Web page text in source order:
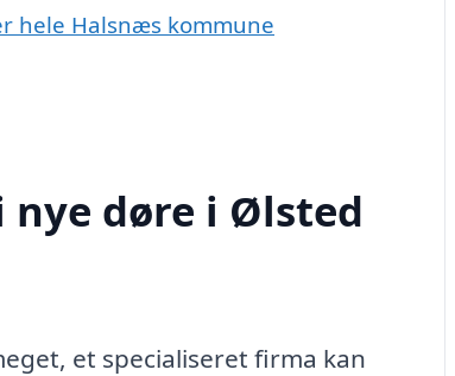
hele Halsnæs kommune
nye døre i Ølsted
et specialiseret firma kan